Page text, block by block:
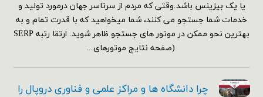
یا یک بیزینس باشد.وقتی که مردم از سرتاسر جهان درمورد تولید و
خدمات شما جستجو می کنند، شما میخواهید که با قدرت تمام و به
بهترین نحو ممکن در موتور های جستجو ظاهر شوید. ارتقا رتبه SERP
(صفحه نتایج موتورهای...
چرا دانشگاه ها و مراکز علمی و فناوری دروپال را